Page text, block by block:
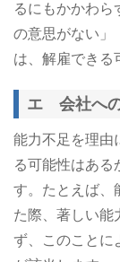
るにもかかわら
の意思がない」
は、解雇できる
エ 会社へ
能力不足を理由
る可能性はある
す。たとえば、
た際、著しい能
ず、このことに